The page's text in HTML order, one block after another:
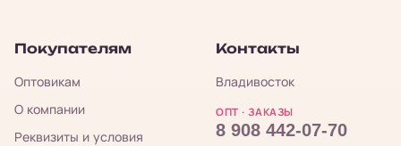
Покупателям
Оптовикам
О компании
Реквизиты и условия
Контакты
Владивосток
ОПТ · ЗАКАЗЫ
8 908 442-07-70